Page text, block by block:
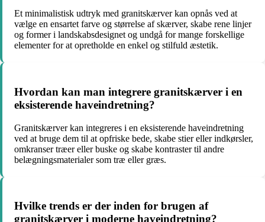
Et minimalistisk udtryk med granitskærver kan opnås ved at
vælge en ensartet farve og størrelse af skærver, skabe rene linjer
og former i landskabsdesignet og undgå for mange forskellige
elementer for at opretholde en enkel og stilfuld æstetik.
Hvordan kan man integrere granitskærver i en
eksisterende haveindretning?
Granitskærver kan integreres i en eksisterende haveindretning
ved at bruge dem til at opfriske bede, skabe stier eller indkørsler,
omkranser træer eller buske og skabe kontraster til andre
belægningsmaterialer som træ eller græs.
Hvilke trends er der inden for brugen af
granitskærver i moderne haveindretning?